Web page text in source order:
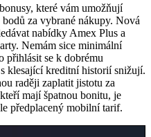
které vám umožňují
za vybrané nákupy. Nová
nabídky Amex Plus a
Nemám sice minimální
přihlásit se k dobrému
klesající kreditní historií snižují.
raději zaplatit jistotu za
mají špatnou bonitu, je
předplacený mobilní tarif.